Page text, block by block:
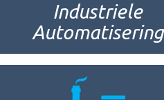
Industriele
Automatisering